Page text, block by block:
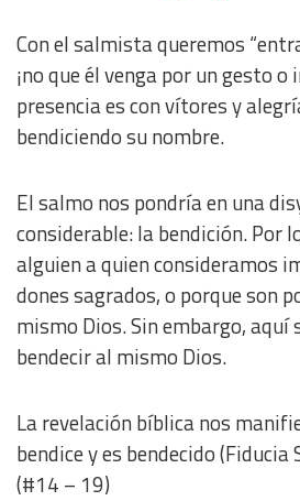
Con el salmista queremos
¡no que él venga por un gesto o
presencia es con vítores y
bendiciendo su nombre.
El salmo nos pondría en una
considerable: la bendición. Por
alguien a quien consideramos
dones sagrados, o porque son
mismo Dios. Sin embargo, aquí
bendecir al mismo Dios.
La revelación bíblica nos
bendice y es bendecido
(#14 – 19)